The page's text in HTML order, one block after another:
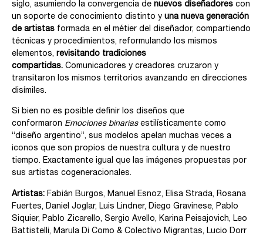
siglo, asumiendo la convergencia de nuevos diseñadores con
un soporte de conocimiento distinto y una nueva generación
de artistas formada en el métier del diseñador, compartiendo
técnicas y procedimientos, reformulando los mismos
elementos, revisitando tradiciones
compartidas. Comunicadores y creadores cruzaron y
transitaron los mismos territorios avanzando en direcciones
disímiles.
Si bien no es posible definir los diseños que
conformaron Emociones binariasestilísticamente como
“diseño argentino”, sus modelos apelan muchas veces a
iconos que son propios de nuestra cultura y de nuestro
tiempo. Exactamente igual que las imágenes propuestas por
sus artistas cogeneracionales.
Artistas: Fabián Burgos, Manuel Esnoz, Elisa Strada, Rosana
Fuertes, Daniel Joglar, Luis Lindner, Diego Gravinese, Pablo
Siquier, Pablo Zicarello, Sergio Avello, Karina Peisajovich, Leo
Battistelli, Marula Di Como & Colectivo Migrantas, Lucio Dorr